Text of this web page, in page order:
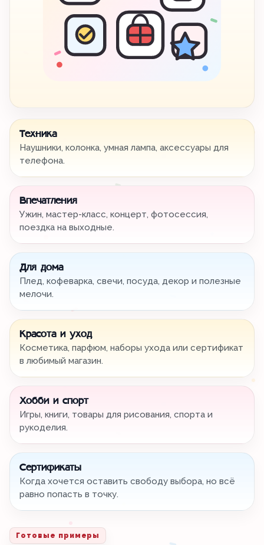
Техника
Наушники, колонка, умная лампа, аксессуары для
телефона.
Впечатления
Ужин, мастер-класс, концерт, фотосессия,
поездка на выходные.
Для дома
Плед, кофеварка, свечи, посуда, декор и полезные
мелочи.
Красота и уход
Косметика, парфюм, наборы ухода или сертификат
в любимый магазин.
Хобби и спорт
Игры, книги, товары для рисования, спорта и
рукоделия.
Сертификаты
Когда хочется оставить свободу выбора, но всё
равно попасть в точку.
Готовые примеры